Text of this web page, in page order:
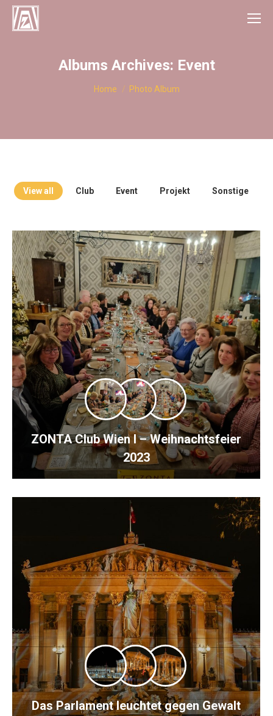
Albums Archives: Event
You are here:
Home Photo Album
View all Club Event Projekt Sonstige
ZONTA Club Wien I – Weihnachtsfeier
2023
Das Parlament leuchtet gegen Gewalt